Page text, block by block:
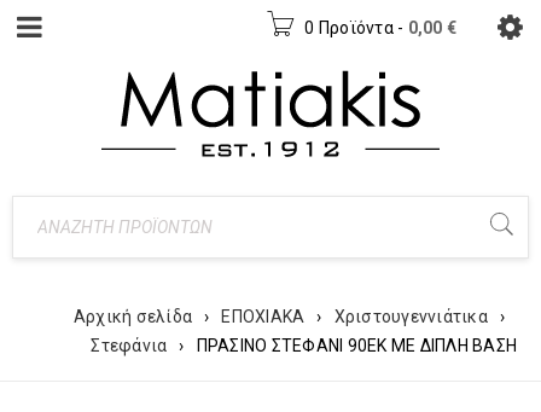
0 Προϊόντα - 0,00 €
Αρχική σελίδα › ΕΠΟΧΙΑΚΑ › Χριστουγεννιάτικα
›
Στεφάνια
› ΠΡΑΣΙΝΟ ΣΤΕΦΑΝΙ 90ΕΚ ΜΕ ΔΙΠΛΗ ΒΑΣΗ